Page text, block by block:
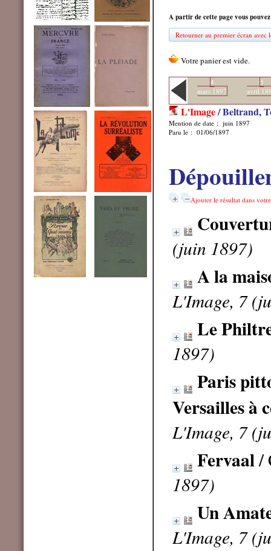
A partir de cette page vous
Retourner au premier écran avec
4
mars 1897
5
avril
L'Image/ Beltrand,
Mention de date : juin 1897
Paru le : 01/06/1897
Ajouter le résultat dans
(juin 1897)
A la
L'Image, 7
Le
1897)
Paris
Versailles à
L'Image, 7
Fervaal/
1897)
Un
L'Image, 7